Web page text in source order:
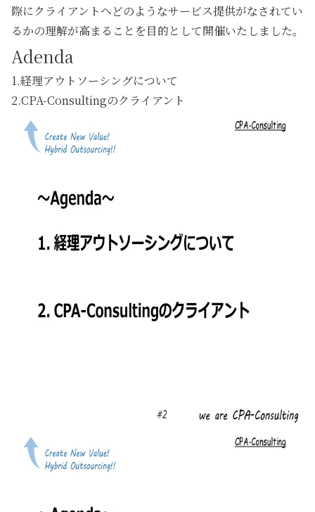
際にクライアントへどのようなサービス提供がなされてい
るかの理解が高まることを目的として開催いたしました。
Adenda
1.経理アウトソーシングについて
2.CPA-Consultingのクライアント